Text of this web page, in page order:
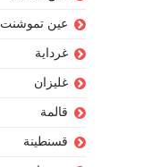
عين تموشنت
غرداية
غليزان
قالمة
قسنطينة